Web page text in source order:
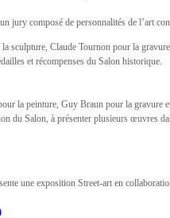
jury composé de personnalités de l’art
sculpture, Claude Tournon pour la
et récompenses du Salon historique.
la peinture, Guy Braun pour la gravure
du Salon, à présenter plusieurs œuvres
une exposition Street-art en